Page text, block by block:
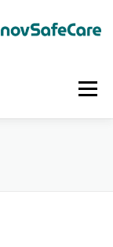
Menu